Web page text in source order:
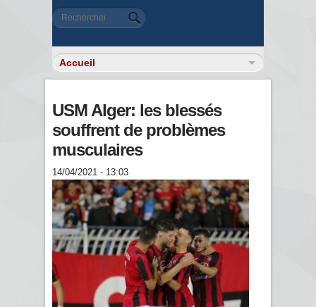
Formulaire de recherche
Rechercher
USM Alger: les blessés
souffrent de problèmes
musculaires
14/04/2021 - 13:03